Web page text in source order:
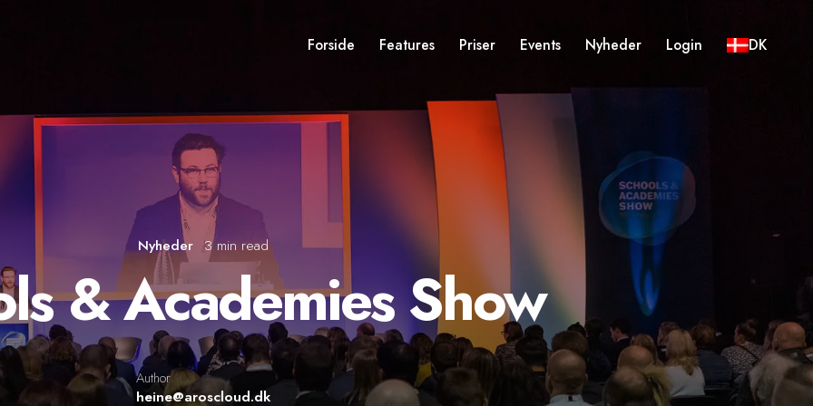
Forside Features Priser Events Nyheder Login DK
Nyheder 3 min read
& Academies Show
Author
heine@aroscloud.dk